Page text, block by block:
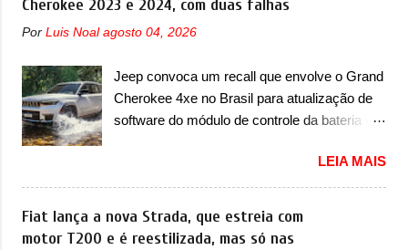
Nesse ano também era lançada a nova
anos ganhava uma nova geração feita do
zero, apelidada de "Bolinha" por suas formas
arredondadas. Além do Gol, outro
Era o Pointer, versão hatchback do Logus
que chegava depois de um ano de atraso. A
invasão de 1994 foi marcava pelos
franceses, alemães, japoneses e coreanos
Cherokee 2023 e 2024, com duas falhas
Por Luis Noal agosto 04, 2026
Jeep convoca um recall que envolve o Grand
Cherokee 4xe no Brasil para atualização de
software do módulo de controle da bateria e
Jeep convocou no dia 10 de outubro de 2025
um chamado que envolve os proprietários do
Grand Cherokee 4xe, em sua versão única
Limited, com unidades de ano/modelo 2023 e
LEIA MAIS
Fiat lança a nova Strada, que estreia com
motor T200 e é reestilizada, mas só nas